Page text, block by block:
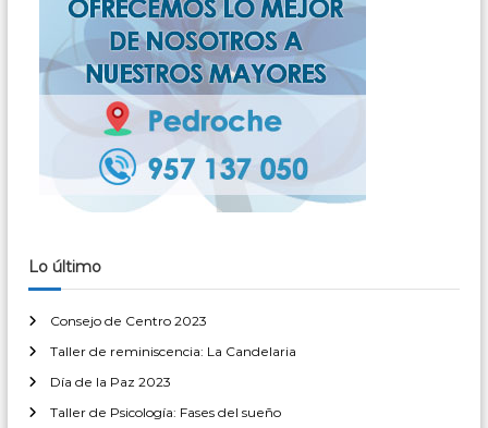
Lo último
Consejo de Centro 2023
Taller de reminiscencia: La Candelaria
Día de la Paz 2023
Taller de Psicología: Fases del sueño